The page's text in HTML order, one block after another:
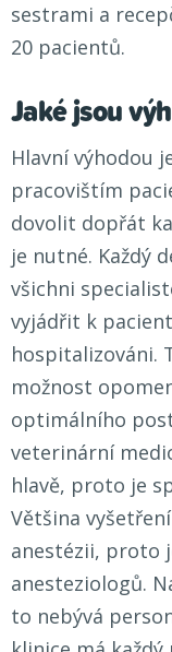
sestrami a
20 pacientů.
Jaké jsou
Hlavní výhodou
pracovištím
dovolit dopřát
je nutné. Každý
všichni
vyjádřit k
hospitalizováni.
možnost
optimálního
veterinární
hlavě, proto je
Většina
anestézii, proto
anesteziologů.
to nebývá